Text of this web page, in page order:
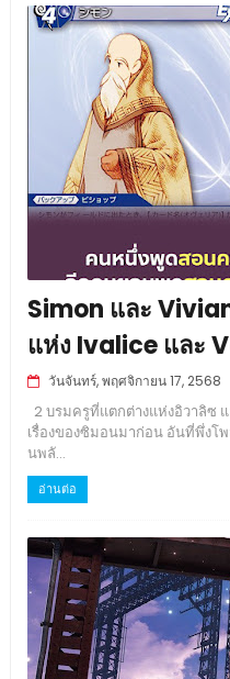
Simon และ
แห่ง Ivalice และ
วันจันทร์, พฤศจิกายน 17, 2568
2 บรมครูที่แตกต่างแห่งอิวาลิซ
เรื่องของซิมอนมาก่อน อันที่พึ่งโ
นพลั...
อ่านต่อ